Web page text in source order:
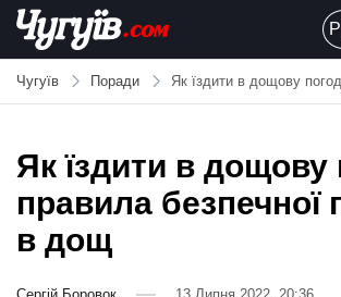
Skip
content
Chuguiv
Чугуїв Поради Як їздити в дощову погоду:
Як їздити в дощову
правила безпечної
в дощ